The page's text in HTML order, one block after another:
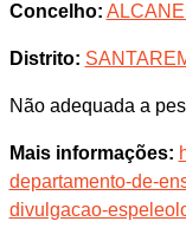
Concelho:
Distrito:
Não adequada a
Mais informações:
departamento-de-
divulgacao-